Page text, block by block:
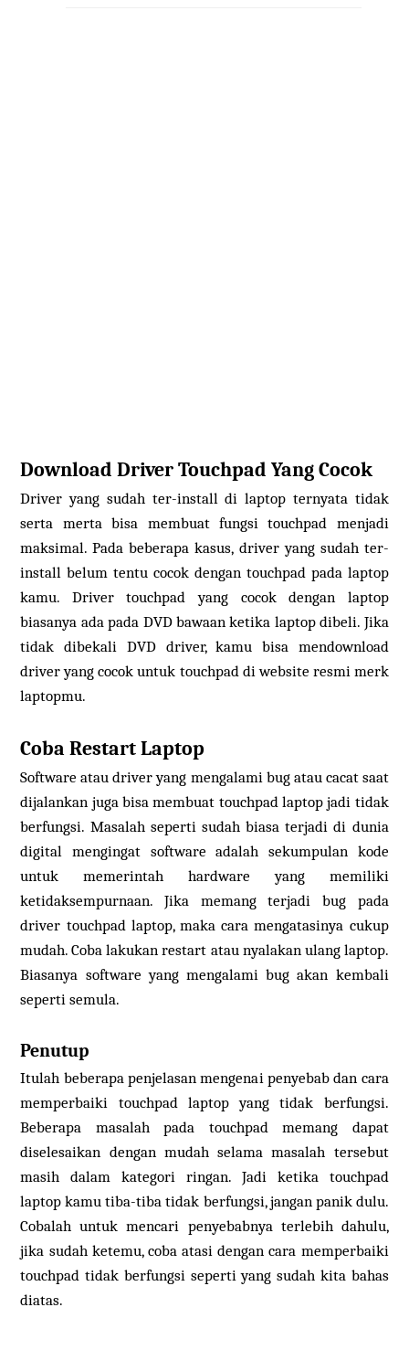
Download Driver Touchpad Yang Cocok
Driver yang sudah ter-install di laptop ternyata tidak
serta merta bisa membuat fungsi touchpad menjadi
maksimal. Pada beberapa kasus, driver yang sudah ter-
install belum tentu cocok dengan touchpad pada laptop
kamu. Driver touchpad yang cocok dengan laptop
biasanya ada pada DVD bawaan ketika laptop dibeli. Jika
tidak dibekali DVD driver, kamu bisa mendownload
driver yang cocok untuk touchpad di website resmi merk
laptopmu.
Coba Restart Laptop
Software atau driver yang mengalami bug atau cacat saat
dijalankan juga bisa membuat touchpad laptop jadi tidak
berfungsi. Masalah seperti sudah biasa terjadi di dunia
digital mengingat software adalah sekumpulan kode
untuk memerintah hardware yang memiliki
ketidaksempurnaan. Jika memang terjadi bug pada
driver touchpad laptop, maka cara mengatasinya cukup
mudah. Coba lakukan restart atau nyalakan ulang laptop.
Biasanya software yang mengalami bug akan kembali
seperti semula.
Penutup
Itulah beberapa penjelasan mengenai penyebab dan cara
memperbaiki touchpad laptop yang tidak berfungsi.
Beberapa masalah pada touchpad memang dapat
diselesaikan dengan mudah selama masalah tersebut
masih dalam kategori ringan. Jadi ketika touchpad
laptop kamu tiba-tiba tidak berfungsi, jangan panik dulu.
Cobalah untuk mencari penyebabnya terlebih dahulu,
jika sudah ketemu, coba atasi dengan cara memperbaiki
touchpad tidak berfungsi seperti yang sudah kita bahas
diatas.